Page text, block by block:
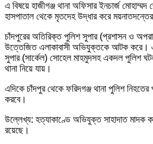
এ বিষয়ে হাজীগঞ্জ থানা অফিসার ইনচার্জ
হাসপাতাল থেকে মৃতদেহ উদ্ধার করে
চাঁদপুরের অতিরিক্ত পুলিশ সুপার (প্রশাসন ও
উত্তেজিত এলাকাবাসী অভিযুক্তকে আটক করে।
সুপার (সার্কেল) সোহেল মাহমুদসহ একদল পুলিশ
থানা নিয়ে যায়।
এদিকে চাঁদপুর থেকে ফরিদগঞ্জ থানা পুলিশ নিহতের
করবে।
উল্লেখ্য: হত্যাকাণ্ডে অভিযুক্ত সাহাদাত মাদক
রয়েছে।